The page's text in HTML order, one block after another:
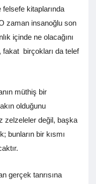
kitaplarında
zaman insanoğlu son
içinde ne olacağını
fakat birçokları da telef
müthiş bir
olduğunu
zelzeleler değil, başka
bunların bir kısmı
gerçek tanrısına